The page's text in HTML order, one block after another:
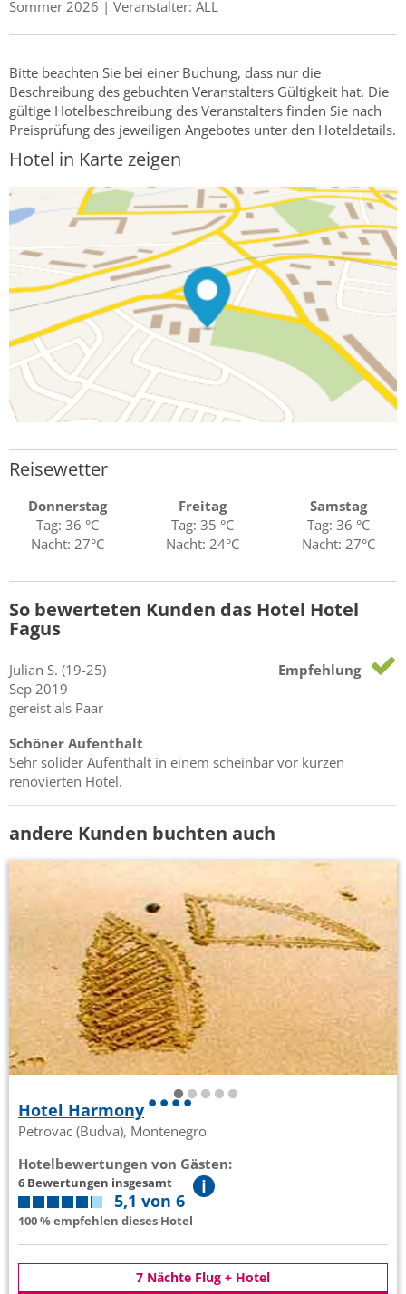
Sommer 2026 | Veranstalter: ALL
Bitte beachten Sie bei einer Buchung, dass nur die
Beschreibung des gebuchten Veranstalters Gültigkeit hat. Die
gültige Hotelbeschreibung des Veranstalters finden Sie nach
Preisprüfung des jeweiligen Angebotes unter den Hoteldetails.
Hotel in Karte zeigen
Reisewetter
Donnerstag
Tag: 36 °C
Nacht: 27°C
Freitag
Tag: 35 °C
Nacht: 24°C
Samstag
Tag: 36 °C
Nacht: 27°C
So bewerteten Kunden das Hotel Hotel
Fagus
Julian S. (19-25)
Sep 2019
gereist als Paar
Empfehlung
Schöner Aufenthalt
Sehr solider Aufenthalt in einem scheinbar vor kurzen
renovierten Hotel.
andere Kunden buchten auch
Hotel Harmony
Petrovac (Budva), Montenegro
Hotelbewertungen von Gästen:
6 Bewertungen insgesamt
5,1 von 6
100 % empfehlen dieses Hotel
7 Nächte Flug + Hotel